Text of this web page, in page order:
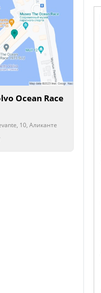
Ocean Race
10, Аликанте